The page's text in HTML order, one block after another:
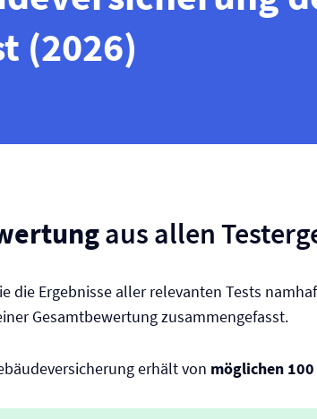
(2026)
aus allen
die Ergebnisse aller relevanten Tests
Gesamtbewertung zusammengefasst.
erhält von möglichen